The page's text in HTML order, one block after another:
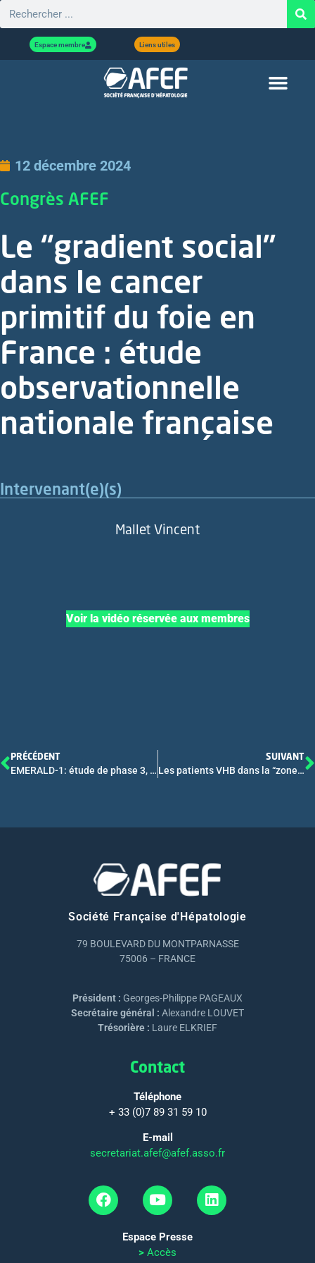
Espace membre Liens utiles
12 décembre 2024
Congrès AFEF
Le “gradient social”
dans le cancer
primitif du foie en
France : étude
observationnelle
nationale française
Intervenant(e)(s)
Mallet Vincent
Voir la vidéo réservée aux membres
PRÉCÉDENT
EMERALD-1: étude de phase 3, randomisée, contrôlée par placebo, portant sur la chimioembolisation transartérielle (TACE) combinée avec du durvalumab (D)+/- bévacizumab (B) chez des patients atteints de carcinome hépatocellulaire non résécable (uHCC)
SUIVANT
Les patients VHB dans la “zone grise” de réplication virale ont-ils une prise en charge et un pronostic différent des patients avec une infection chronique Ag HBe négatif (ICHBe-) ou des patients avec une hépatite chronique Ag HBe- (HCHBe-) ?
Société Française d'Hépatologie
79 BOULEVARD DU MONTPARNASSE
75006 – FRANCE
Président : Georges-Philippe PAGEAUX
Secrétaire général : Alexandre LOUVET
Trésorière : Laure ELKRIEF
Contact
Téléphone
+ 33 (0)7 89 31 59 10
E-mail
secretariat.afef@afef.asso.fr
Espace Presse
> Accès